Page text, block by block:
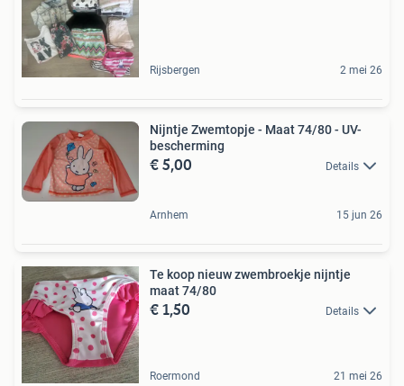
Rijsbergen 2 mei 26
Nijntje Zwemtopje - Maat 74/80 - UV-
bescherming
€ 5,00 Details
Arnhem 15 jun 26
Te koop nieuw zwembroekje nijntje
maat 74/80
€ 1,50 Details
Roermond 21 mei 26